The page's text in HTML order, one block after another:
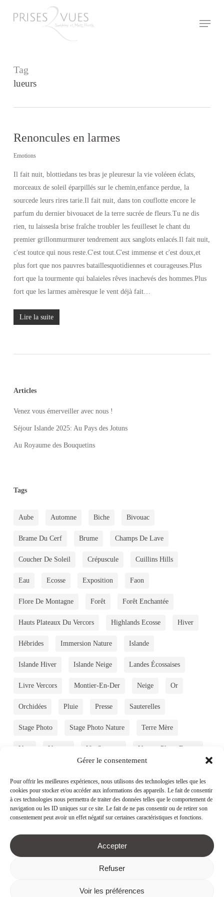
Gérer le consentement
Pour offrir les meilleures expériences, nous utilisons des technologies telles que les
cookies pour stocker et/ou accéder aux informations des appareils. Le fait de consentir
à ces technologies nous permettra de traiter des données telles que le comportement de
navigation ou les ID uniques sur ce site. Le fait de ne pas consentir ou de retirer son
consentement peut avoir un effet négatif sur certaines caractéristiques et fonctions.
Accepter
Refuser
Voir les préférences
Menu
Tag
lueurs
Renoncules en larmes
Emotions
Il fait nuit, blottiedans tes bras je pleuresur la vie voléeen éclats,
morceaux de soleil éparpillés sur le chemin,enfance perdue, la
sourcede leurs rires tarie.Il fait nuit, dans ton couflotte encore le
parfum du dernier bivouacet de la terre sucrée de fleurs.Tu ne dis
rien, tu laissesla brise fraîche troubler les feuilleset le chant du
premier grillonmurmurer tendrement aux sanglots enlacés.Il fait nuit,
c'est toutce qui nous reste.C'est tout.C'est immense et c'est doux,et
plus fort que nos pauvres bataillesquotidiennes et courageuses.Plus
fort que la tourmente qui balaieles rêves inachevés des hommes.Plus
fort que les larmes amèresque le vent déjà fait…
Lire la suite
Articles
Venez vous émerveiller avec nous !
Séjour Islande 2025: Au Pays des Jotuns
Au Royaume des Bouquetins
Tags
Aube Automne Biche Bivouac
Brame Du Cerf Brume Champs De Lave
Coucher De Soleil Crépuscule Cuillins Hills
Eau Ecosse Exposition Faon
Flore De Montagne Forêt Forêt Enchantée
Hauts Plateaux Du Vercors Highlands Ecosse Hiver
Hébrides Immersion Nature Islande
Islande Hiver Islande Neige Landes Écossaises
Livre Vercors Montier-En-Der Neige Or
Orchidées Pluie Presse Sauterelles
Stage Photo Stage Photo Nature Terre Mère
Vent Vercors Vie Sauvage Voyage Photo Ecosse
Île De Skye
Archives
Archives
PRISES 2 VUES Sandrine & Matt BOOTH © 2026 All rights